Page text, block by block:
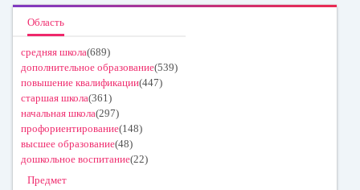
Область
средняя школа(689)
дополнительное образование(539)
повышение квалификации(447)
старшая школа(361)
начальная школа(297)
профориентирование(148)
высшее образование(48)
дошкольное воспитание(22)
Предмет